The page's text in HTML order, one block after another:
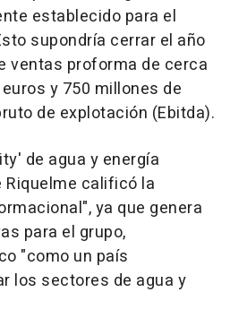
establecido para el
supondría cerrar el año
ventas proforma de cerca
y 750 millones de
de explotación (Ebitda).
de agua y energía
Riquelme calificó la
ya que genera
para el grupo,
"como un país
los sectores de agua y